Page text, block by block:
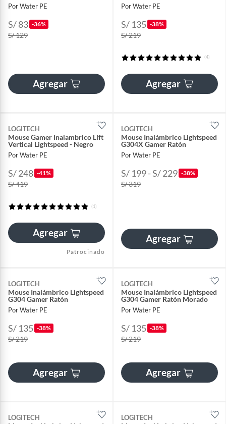
Por Water PE
S/ 83 -36%
S/ 129
Agregar
Por Water PE
S/ 135 -38%
S/ 219
(4)
Agregar
LOGITECH
Mouse Gamer Inalambrico Lift
Vertical Lightspeed - Negro
Por Water PE
S/ 248 -41%
S/ 419
(1)
Agregar
Patrocinado
LOGITECH
Mouse Inalámbrico Lightspeed
G304X Gamer Ratón
Por Water PE
S/ 199 - S/ 229 -38%
S/ 319
Agregar
LOGITECH
Mouse Inalámbrico Lightspeed
G304 Gamer Ratón
Por Water PE
S/ 135 -38%
S/ 219
Agregar
LOGITECH
Mouse Inalámbrico Lightspeed
G304 Gamer Ratón Morado
Por Water PE
S/ 135 -38%
S/ 219
Agregar
LOGITECH LOGITECH